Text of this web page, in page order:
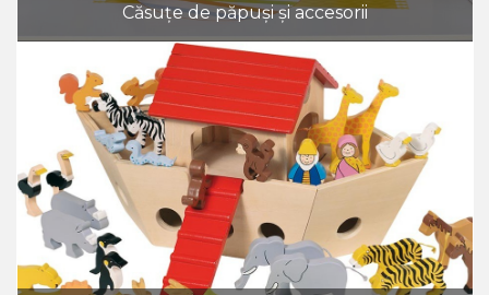
Căsuțe de păpuși și accesorii